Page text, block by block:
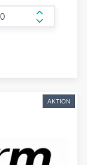
form.increase-
AKTION